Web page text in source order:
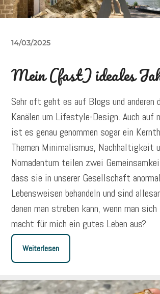
14/03/2025
Mein (fast) ideales
Sehr oft geht es auf Blogs und anderen
Kanälen um Lifestyle-Design. Auch auf
ist es genau genommen sogar ein
Themen Minimalismus, Nachhaltigkeit
Nomadentum teilen zwei
dass sie in unserer Gesellschaft
Lebensweisen behandeln und sind
denen man streben kann, wenn man
macht für mich ein gutes Leben aus?
Weiterlesen